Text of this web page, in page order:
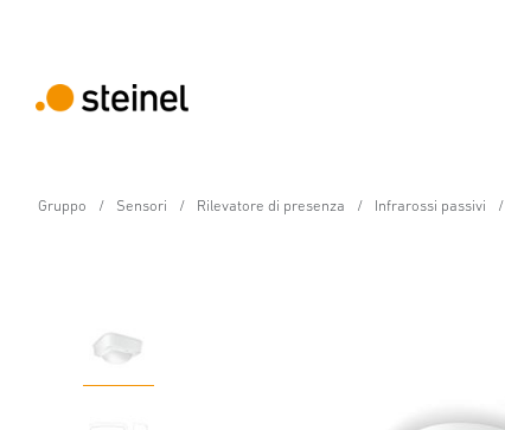
Gruppo Sensori Rilevatore di presenza Infrarossi passivi
Caratteristiche